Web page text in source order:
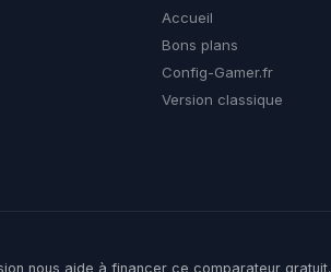
Accueil
Bons plans
Config-Gamer.fr
Version classique
nous aide à financer ce comparateur gratuit.